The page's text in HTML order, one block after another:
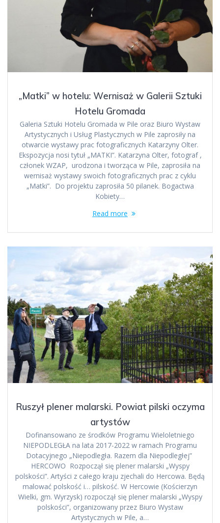
„Matki” w hotelu: Wernisaż w Galerii Sztuki
Hotelu Gromada
Galeria Sztuki Hotelu Gromada w Pile oraz Biuro Wystaw
Artystycznych i Usług Plastycznych w Pile zaprosiły na
otwarcie wystawy prac fotograficznych Katarzyny Olter.
Ekspozycja nosi tytuł „MATKI”. Katarzyna Olter, fotograf ,
członek WZAP, urodzona i tworząca w Pile, zaprosiła na
wernisaż wystawy swoich fotograficznych prac z cyklu
„Matki”. Do projektu zaprosiła 50 pilanek. Bogactwa
Kobiety…
Read more
Ruszył plener malarski. Powiat pilski oczyma
artystów
Dofinansowano ze środków Programu Wieloletniego
NIEPODLEGŁA na lata 2017-2022 w ramach Programu
Dotacyjnego „Niepodległa. Razem dla Niepodległej”
HERCOWO Rozpoczął się plener malarski „Wyspy
polskości”. Artyści z całego kraju zjechali do Hercowa. Będą
malować polskość i… pilskość. W Hercowie (Kościerzyn
Wielki, gm. Wyrzysk) rozpoczął się plener malarski „Wyspy
polskości”, organizowany przez Biuro Wystaw
Artystycznych w Pile, a…